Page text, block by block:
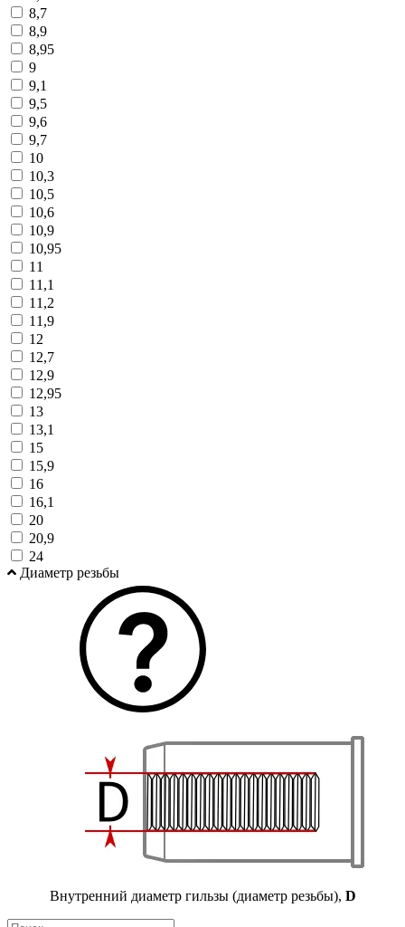
8,7
8,9
8,95
9
9,1
9,5
9,6
9,7
10
10,3
10,5
10,6
10,9
10,95
11
11,1
11,2
11,9
12
12,7
12,9
12,95
13
13,1
15
15,9
16
16,1
20
20,9
24
Диаметр резьбы
Внутренний диаметр гильзы (диаметр резьбы), D